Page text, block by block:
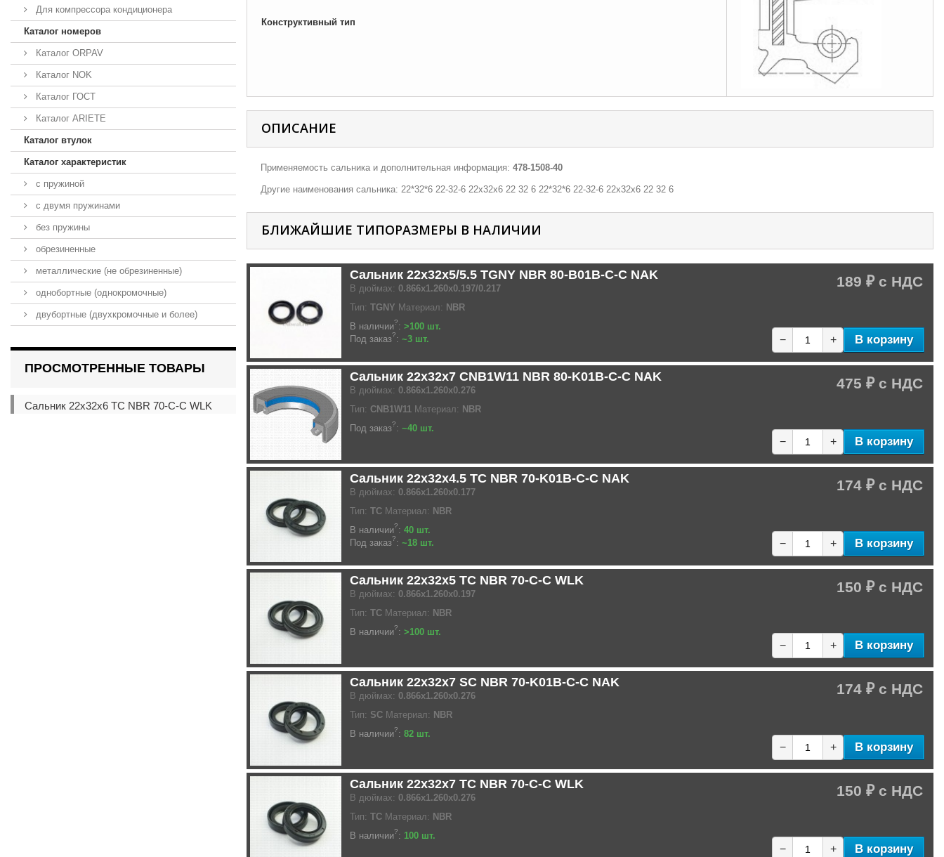
Для компрессора кондиционера
Каталог номеров
Каталог ORPAV
Каталог NOK
Каталог ГОСТ
Каталог ARIETE
Каталог втулок
Каталог характеристик
с пружиной
с двумя пружинами
без пружины
обрезиненные
металлические (не обрезиненные)
однобортные (однокромочные)
двубортные (двухкромочные и более)
ПРОСМОТРЕННЫЕ ТОВАРЫ
Сальник 22x32x6 TC NBR 70-C-C WLK
Конструктивный тип
ОПИСАНИЕ
Применяемость сальника и дополнительная информация: 478-1508-40
Другие наименования сальника: 22*32*6 22-32-6 22х32х6 22 32 6 22*32*6 22-32-6 22х32х6 22 32 6
БЛИЖАЙШИЕ ТИПОРАЗМЕРЫ В НАЛИЧИИ
Сальник 22x32x5/5.5 TGNY NBR 80-B01B-C-C NAK
В дюймах: 0.866x1.260x0.197/0.217
Тип: TGNY Материал: NBR
В наличии?: >100 шт.
Под заказ?: ~3 шт.
189 ₽
− + В корзину
Сальник 22x32x7 CNB1W11 NBR 80-K01B-C-C NAK
В дюймах: 0.866x1.260x0.276
Тип: CNB1W11 Материал: NBR
Под заказ?: ~40 шт.
475 ₽
− + В корзину
Сальник 22x32x4.5 TC NBR 70-K01B-C-C NAK
В дюймах: 0.866x1.260x0.177
Тип: TC Материал: NBR
В наличии?: 40 шт.
Под заказ?: ~18 шт.
174 ₽
− + В корзину
Сальник 22x32x5 TC NBR 70-C-C WLK
В дюймах: 0.866x1.260x0.197
Тип: TC Материал: NBR
В наличии?: >100 шт.
150 ₽
− + В корзину
Сальник 22x32x7 SC NBR 70-K01B-C-C NAK
В дюймах: 0.866x1.260x0.276
Тип: SC Материал: NBR
В наличии?: 82 шт.
174 ₽
− + В корзину
Сальник 22x32x7 TC NBR 70-C-C WLK
В дюймах: 0.866x1.260x0.276
Тип: TC Материал: NBR
В наличии?: 100 шт.
150 ₽
− + В корзину